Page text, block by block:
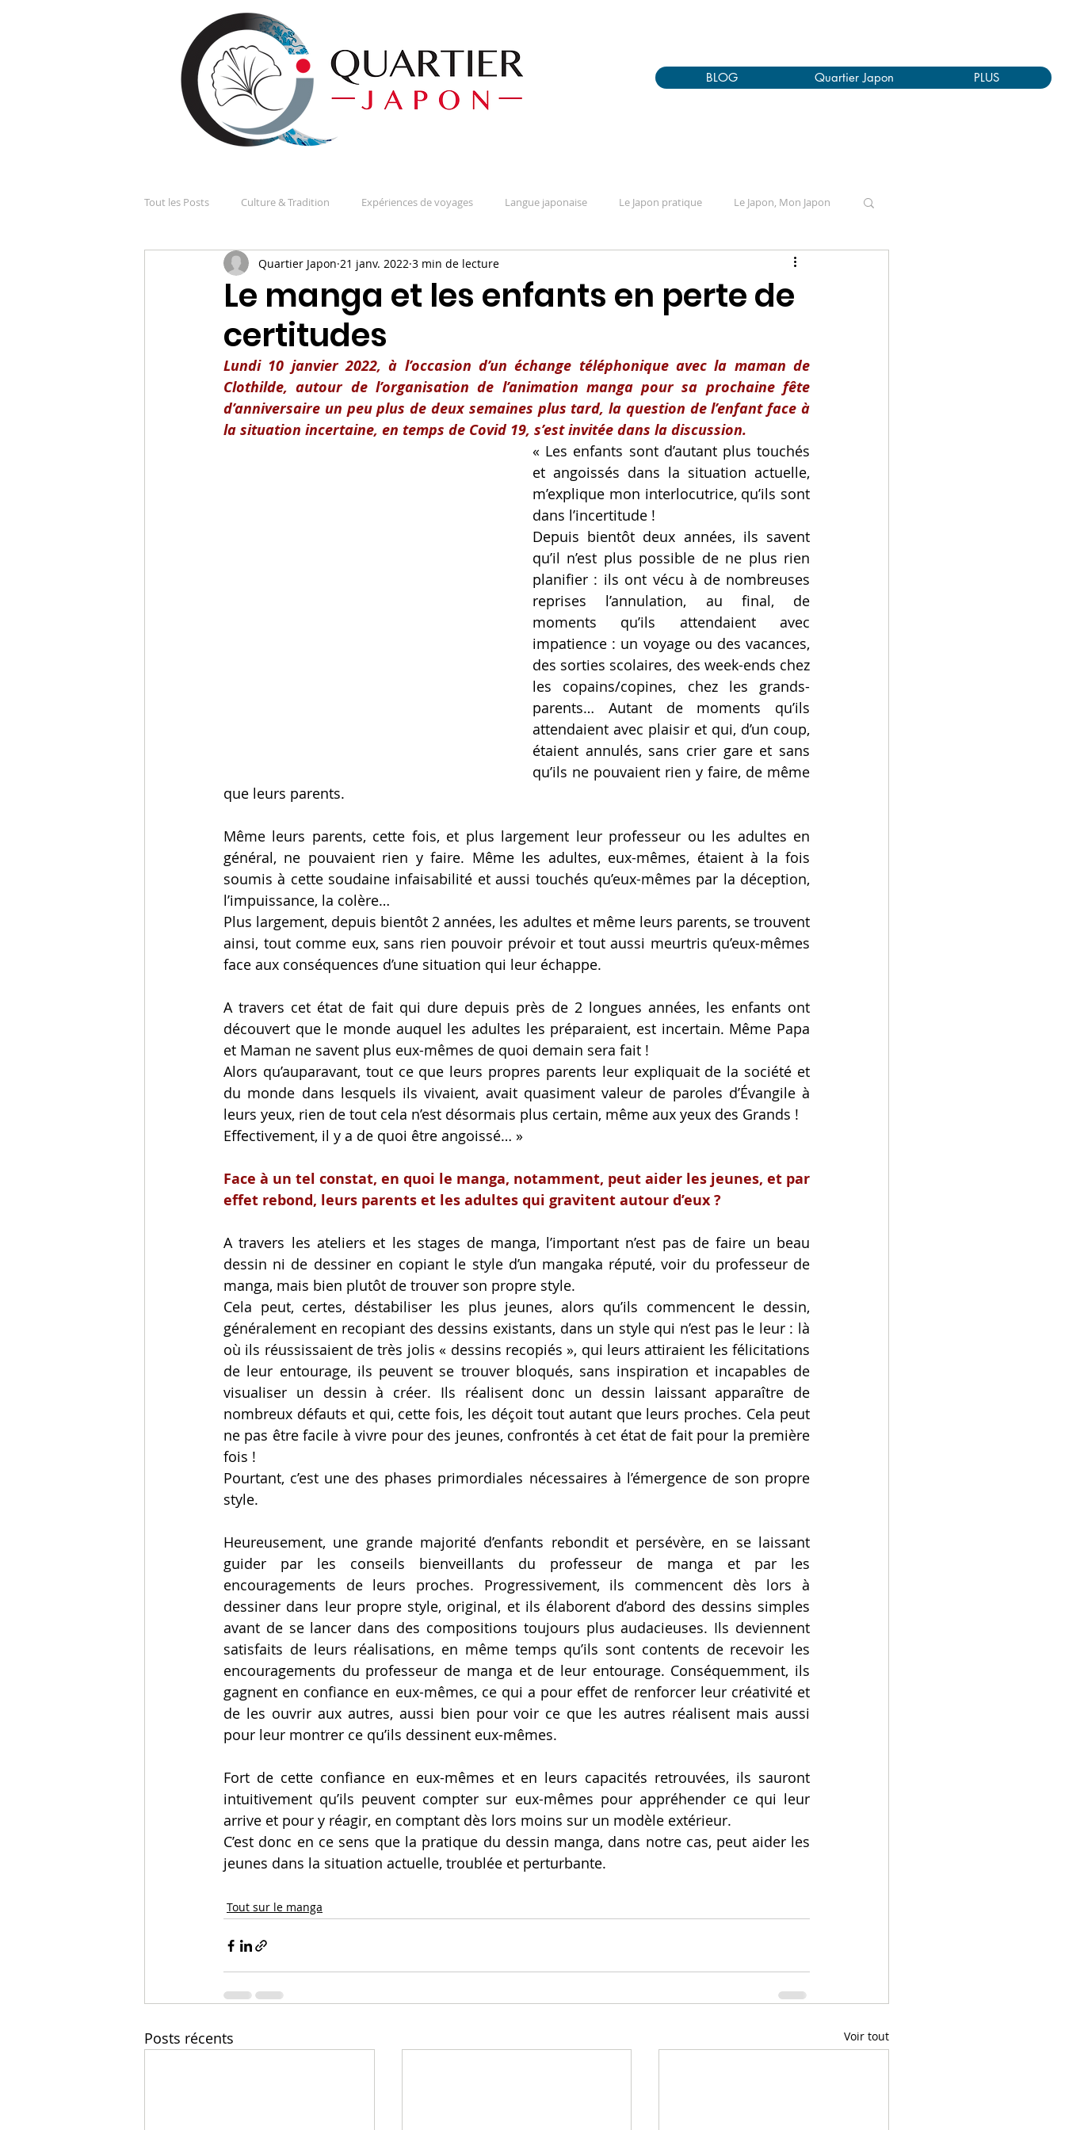
BLOG Quartier Japon PLUS
Tout les Posts Culture & Tradition Expériences de voyages Langue japonaise Le Japon pratique Le Japon, Mon Japon
Les Japonais et la France Nos différences Portraits / Témoignages
Société, économie et politique Stéréotypes & apriori
Le manga et les enfants en perte de
certitudes
Quartier Japon 21 janv. 2022 3 min de lecture
Lundi 10 janvier 2022, à l’occasion d’un échange téléphonique avec la maman de
Clothilde, autour de l’organisation de l’animation manga pour sa prochaine fête
d’anniversaire un peu plus de deux semaines plus tard, la question de l’enfant face à
la situation incertaine, en temps de Covid 19, s’est invitée dans la discussion.
« Les enfants sont d’autant plus touchés
et angoissés dans la situation actuelle,
m’explique mon interlocutrice, qu’ils sont
dans l’incertitude !
Depuis bientôt deux années, ils savent
qu’il n’est plus possible de ne plus rien
planifier : ils ont vécu à de nombreuses
reprises l’annulation, au final, de
moments qu’ils attendaient avec
impatience : un voyage ou des vacances,
des sorties scolaires, des week-ends chez
les copains/copines, chez les grands-
parents… Autant de moments qu’ils
attendaient avec plaisir et qui, d’un coup,
étaient annulés, sans crier gare et sans
qu’ils ne pouvaient rien y faire, de même
que leurs parents.
Même leurs parents, cette fois, et plus largement leur professeur ou les adultes en
général, ne pouvaient rien y faire. Même les adultes, eux-mêmes, étaient à la fois
soumis à cette soudaine infaisabilité et aussi touchés qu’eux-mêmes par la déception,
l’impuissance, la colère…
Plus largement, depuis bientôt 2 années, les adultes et même leurs parents, se trouvent
ainsi, tout comme eux, sans rien pouvoir prévoir et tout aussi meurtris qu’eux-mêmes
face aux conséquences d’une situation qui leur échappe.
A travers cet état de fait qui dure depuis près de 2 longues années, les enfants ont
découvert que le monde auquel les adultes les préparaient, est incertain. Même Papa
et Maman ne savent plus eux-mêmes de quoi demain sera fait !
Alors qu’auparavant, tout ce que leurs propres parents leur expliquait de la société et
du monde dans lesquels ils vivaient, avait quasiment valeur de paroles d’Évangile à
leurs yeux, rien de tout cela n’est désormais plus certain, même aux yeux des Grands !
Effectivement, il y a de quoi être angoissé… »
Face à un tel constat, en quoi le manga, notamment, peut aider les jeunes, et par
effet rebond, leurs parents et les adultes qui gravitent autour d’eux ?
A travers les ateliers et les stages de manga, l’important n’est pas de faire un beau
dessin ni de dessiner en copiant le style d’un mangaka réputé, voir du professeur de
manga, mais bien plutôt de trouver son propre style.
Cela peut, certes, déstabiliser les plus jeunes, alors qu’ils commencent le dessin,
généralement en recopiant des dessins existants, dans un style qui n’est pas le leur : là
où ils réussissaient de très jolis « dessins recopiés », qui leurs attiraient les félicitations
de leur entourage, ils peuvent se trouver bloqués, sans inspiration et incapables de
visualiser un dessin à créer. Ils réalisent donc un dessin laissant apparaître de
nombreux défauts et qui, cette fois, les déçoit tout autant que leurs proches. Cela peut
ne pas être facile à vivre pour des jeunes, confrontés à cet état de fait pour la première
fois !
Pourtant, c’est une des phases primordiales nécessaires à l’émergence de son propre
style.
Heureusement, une grande majorité d’enfants rebondit et persévère, en se laissant
guider par les conseils bienveillants du professeur de manga et par les
encouragements de leurs proches. Progressivement, ils commencent dès lors à
dessiner dans leur propre style, original, et ils élaborent d’abord des dessins simples
avant de se lancer dans des compositions toujours plus audacieuses. Ils deviennent
satisfaits de leurs réalisations, en même temps qu’ils sont contents de recevoir les
encouragements du professeur de manga et de leur entourage. Conséquemment, ils
gagnent en confiance en eux-mêmes, ce qui a pour effet de renforcer leur créativité et
de les ouvrir aux autres, aussi bien pour voir ce que les autres réalisent mais aussi
pour leur montrer ce qu’ils dessinent eux-mêmes.
Fort de cette confiance en eux-mêmes et en leurs capacités retrouvées, ils sauront
intuitivement qu’ils peuvent compter sur eux-mêmes pour appréhender ce qui leur
arrive et pour y réagir, en comptant dès lors moins sur un modèle extérieur.
C’est donc en ce sens que la pratique du dessin manga, dans notre cas, peut aider les
jeunes dans la situation actuelle, troublée et perturbante.
Tout sur le manga
Posts récents Voir tout